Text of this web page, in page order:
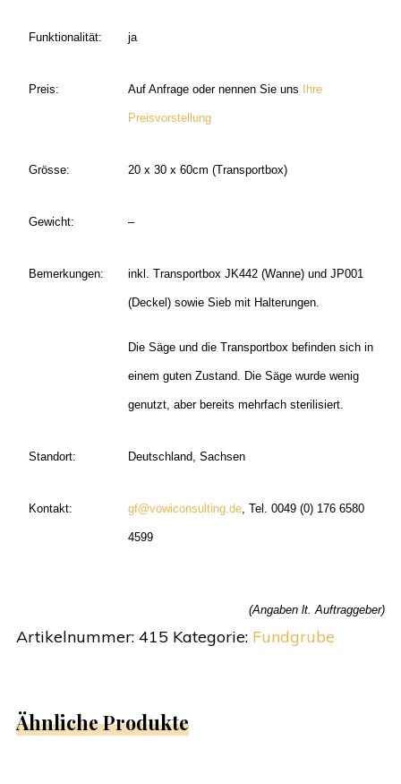
Funktionalität: ja
Preis: Auf Anfrage oder nennen Sie uns Ihre
Preisvorstellung
Grösse: 20 x 30 x 60cm (Transportbox)
Gewicht: –
Bemerkungen: inkl. Transportbox JK442 (Wanne) und JP001
(Deckel) sowie Sieb mit Halterungen.
Die Säge und die Transportbox befinden sich in
einem guten Zustand. Die Säge wurde wenig
genutzt, aber bereits mehrfach sterilisiert.
Standort: Deutschland, Sachsen
Kontakt: gf@vowiconsulting.de, Tel. 0049 (0) 176 6580
4599
(Angaben lt. Auftraggeber)
Artikelnummer: 415 Kategorie: Fundgrube
Ähnliche Produkte